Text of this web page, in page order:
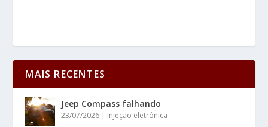
MAIS RECENTES
Jeep Compass falhando
23/07/2026 | Injeção eletrônica